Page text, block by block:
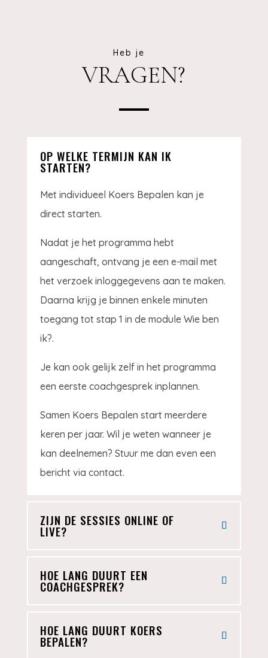
Heb je
VRAGEN?
OP WELKE TERMIJN KAN IK
STARTEN?
Met individueel Koers Bepalen kan je
direct starten.
Nadat je het programma hebt
aangeschaft, ontvang je een e-mail met
het verzoek inloggegevens aan te maken.
Daarna krijg je binnen enkele minuten
toegang tot stap 1 in de module Wie ben
ik?.
Je kan ook gelijk zelf in het programma
een eerste coachgesprek inplannen.
Samen Koers Bepalen start meerdere
keren per jaar. Wil je weten wanneer je
kan deelnemen? Stuur me dan even een
bericht via contact.
ZIJN DE SESSIES ONLINE OF
LIVE?
HOE LANG DUURT EEN
COACHGESPREK?
HOE LANG DUURT KOERS
BEPALEN?